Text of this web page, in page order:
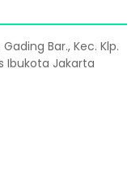
Gading Bar., Kec. Klp.
Ibukota Jakarta